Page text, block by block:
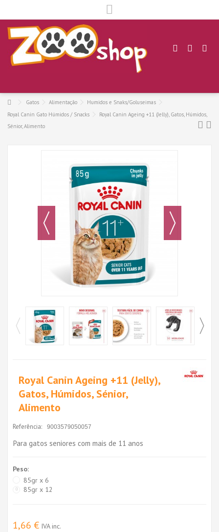
Gatos Alimentação
Humidos e Snaks/Goluseimas
Royal Canin Gato Húmidos / Snacks
Royal Canin Ageing +11 (Jelly), Gatos, Húmidos,
Sénior, Alimento
Royal Canin Ageing +11 (Jelly),
Gatos, Húmidos, Sénior,
Alimento
Referência: 9003579050057
Para gatos seniores com mais de 11 anos
Peso:
85gr x 6
85gr x 12
1,66 € IVA inc.